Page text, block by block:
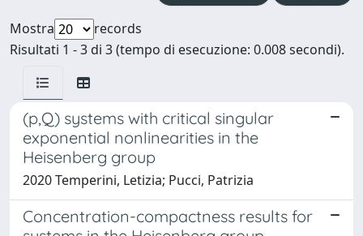
Mostra
records
Risultati 1 - 3 di 3 (tempo di esecuzione: 0.008 secondi).
(p,Q) systems with critical singular
exponential nonlinearities in the
Heisenberg group
2020 Temperini, Letizia; Pucci, Patrizia
Concentration-compactness results for